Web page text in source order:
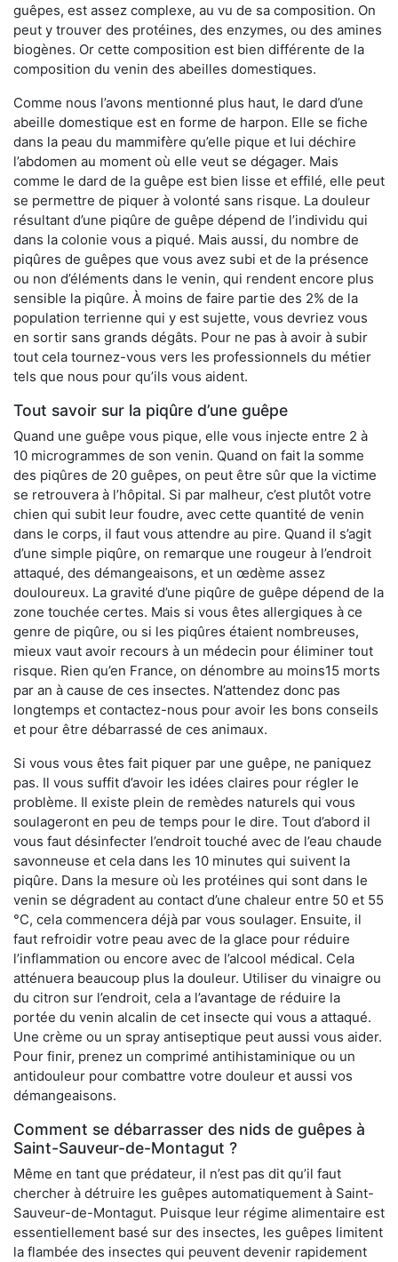
guêpes, est assez complexe, au vu de sa composition. On
peut y trouver des protéines, des enzymes, ou des amines
biogènes. Or cette composition est bien différente de la
composition du venin des abeilles domestiques.
Comme nous l’avons mentionné plus haut, le dard d’une
abeille domestique est en forme de harpon. Elle se fiche
dans la peau du mammifère qu’elle pique et lui déchire
l’abdomen au moment où elle veut se dégager. Mais
comme le dard de la guêpe est bien lisse et effilé, elle peut
se permettre de piquer à volonté sans risque. La douleur
résultant d’une piqûre de guêpe dépend de l’individu qui
dans la colonie vous a piqué. Mais aussi, du nombre de
piqûres de guêpes que vous avez subi et de la présence
ou non d’éléments dans le venin, qui rendent encore plus
sensible la piqûre. À moins de faire partie des 2% de la
population terrienne qui y est sujette, vous devriez vous
en sortir sans grands dégâts. Pour ne pas à avoir à subir
tout cela tournez-vous vers les professionnels du métier
tels que nous pour qu’ils vous aident.
Tout savoir sur la piqûre d’une guêpe
Quand une guêpe vous pique, elle vous injecte entre 2 à
10 microgrammes de son venin. Quand on fait la somme
des piqûres de 20 guêpes, on peut être sûr que la victime
se retrouvera à l’hôpital. Si par malheur, c’est plutôt votre
chien qui subit leur foudre, avec cette quantité de venin
dans le corps, il faut vous attendre au pire. Quand il s’agit
d’une simple piqûre, on remarque une rougeur à l’endroit
attaqué, des démangeaisons, et un œdème assez
douloureux. La gravité d’une piqûre de guêpe dépend de la
zone touchée certes. Mais si vous êtes allergiques à ce
genre de piqûre, ou si les piqûres étaient nombreuses,
mieux vaut avoir recours à un médecin pour éliminer tout
risque. Rien qu’en France, on dénombre au moins15 morts
par an à cause de ces insectes. N’attendez donc pas
longtemps et contactez-nous pour avoir les bons conseils
et pour être débarrassé de ces animaux.
Si vous vous êtes fait piquer par une guêpe, ne paniquez
pas. Il vous suffit d’avoir les idées claires pour régler le
problème. Il existe plein de remèdes naturels qui vous
soulageront en peu de temps pour le dire. Tout d’abord il
vous faut désinfecter l’endroit touché avec de l’eau chaude
savonneuse et cela dans les 10 minutes qui suivent la
piqûre. Dans la mesure où les protéines qui sont dans le
venin se dégradent au contact d’une chaleur entre 50 et 55
°C, cela commencera déjà par vous soulager. Ensuite, il
faut refroidir votre peau avec de la glace pour réduire
l’inflammation ou encore avec de l’alcool médical. Cela
atténuera beaucoup plus la douleur. Utiliser du vinaigre ou
du citron sur l’endroit, cela a l’avantage de réduire la
portée du venin alcalin de cet insecte qui vous a attaqué.
Une crème ou un spray antiseptique peut aussi vous aider.
Pour finir, prenez un comprimé antihistaminique ou un
antidouleur pour combattre votre douleur et aussi vos
démangeaisons.
Comment se débarrasser des nids de guêpes à
Saint-Sauveur-de-Montagut ?
Même en tant que prédateur, il n’est pas dit qu’il faut
chercher à détruire les guêpes automatiquement à Saint-
Sauveur-de-Montagut. Puisque leur régime alimentaire est
essentiellement basé sur des insectes, les guêpes limitent
la flambée des insectes qui peuvent devenir rapidement